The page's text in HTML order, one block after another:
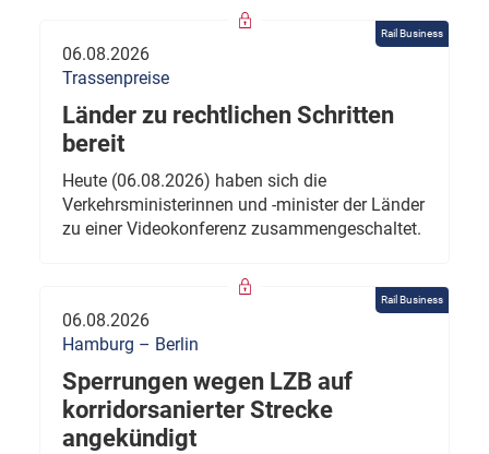
Rail Business
06.08.2026
Trassenpreise
Länder zu rechtlichen Schritten
bereit
Heute (06.08.2026) haben sich die
Verkehrsministerinnen und -minister der Länder
zu einer Videokonferenz zusammengeschaltet.
Rail Business
06.08.2026
Hamburg – Berlin
Sperrungen wegen LZB auf
korridorsanierter Strecke
angekündigt